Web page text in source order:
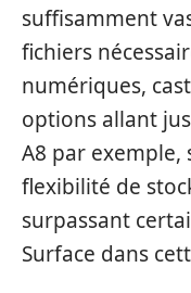
suffisamment
fichiers
numériques,
options allant
A8 par
flexibilité de
surpassant
Surface dans